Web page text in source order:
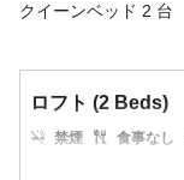
クイーンベッド 2 台
ロフト (2 Beds)
禁煙 食事なし